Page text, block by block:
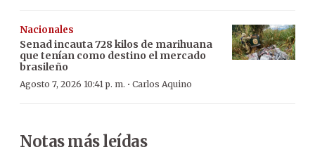
Nacionales
Senad incauta 728 kilos de marihuana
que tenían como destino el mercado
brasileño
Agosto 7, 2026 10:41 p. m. · Carlos Aquino
Notas más leídas